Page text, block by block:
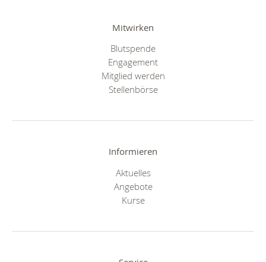
Mitwirken
Blutspende
Engagement
Mitglied werden
Stellenbörse
Informieren
Aktuelles
Angebote
Kurse